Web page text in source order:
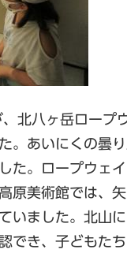
北八ヶ岳ロープ
。あいにくの曇
た。ロープウェ
原美術館では、
いました。北山
でき、子どもた